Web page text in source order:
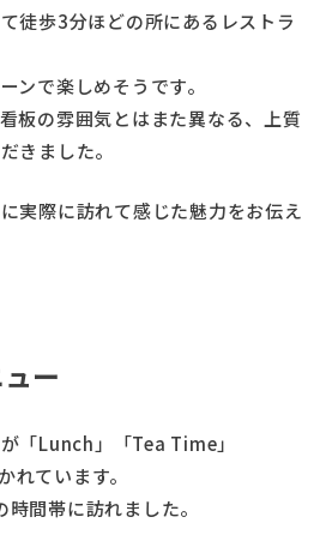
徒歩3分ほどの所にあるレストラ
ンで楽しめそうです。
板の雰囲気とはまた異なる、上質
きました。
実際に訪れて感じた魅力をお伝え
ー
「Lunch」「Tea Time」
れています。
間帯に訪れました。